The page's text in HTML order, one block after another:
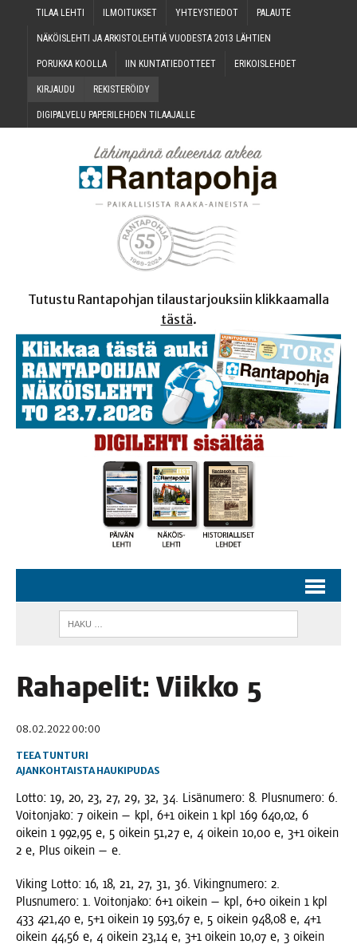
TILAA LEH­TI ILMOI­TUK­SET YHTEYS­TIE­DOT PALAU­TE
NÄKÖIS­LEH­TI JA ARKIS­TO­LEH­TIÄ VUO­DES­TA 2013 LÄHTIEN
PORUK­KA KOOLLA IIN KUN­TA­TIE­DOT­TEET ERI­KOIS­LEH­DET
KIR­JAU­DU REKIS­TE­RÖI­DY
DIGI­PAL­VE­LU PAPE­RI­LEH­DEN TILAAJALLE
Tutustu Rantapohjan tilaustarjouksiin klikkaamalla
tästä.
Raha­pe­lit: Viik­ko 5
08.02.2022 00:00
TEEA TUNTURI
AJANKOHTAISTA HAUKIPUDAS
Lot­to: 19, 20, 23, 27, 29, 32, 34. Lisä­nu­me­ro: 8. Plus­nu­me­ro: 6.
Voi­ton­ja­ko: 7 oikein — kpl, 6+1 oikein 1 kpl 169 640,02, 6
oikein 1 992,95 e, 5 oikein 51,27 e, 4 oikein 10,00 e, 3+1 oikein
2 e, Plus oikein — e.
Viking Lot­to: 16, 18, 21, 27, 31, 36. Viking­nu­me­ro: 2.
Plus­nu­me­ro: 1. Voi­ton­ja­ko: 6+1 oikein — kpl, 6+0 oikein 1 kpl
433 421,40 e, 5+1 oikein 19 593,67 e, 5 oikein 948,08 e, 4+1
oikein 44,56 e, 4 oikein 23,14 e, 3+1 oikein 10,07 e, 3 oikein